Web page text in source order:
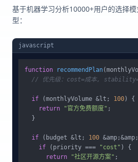
基于机器学习分析10000+用户的选择
型：
javascript
function recommendPlan(
// 优先级：cost=成本, stability=
if (monthlyVolume &lt; 100) {
return
"官方免费额度" ;
  }
if (budget &lt; 100
if (priority === "cost" ) {
return
"社区开源方案" ;